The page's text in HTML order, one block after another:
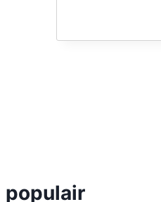
populair